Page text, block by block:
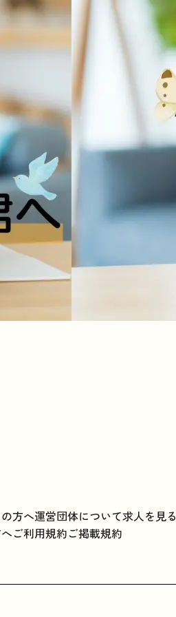
方へ運営団体について求人を見る
ご利用規約ご掲載規約